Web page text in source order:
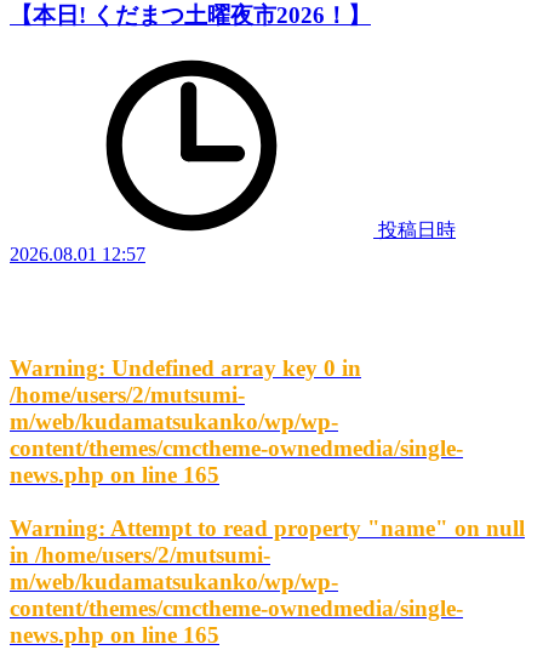
【本日! くだまつ土曜夜市2026！】
投稿日時
2026.08.01 12:57
Warning: Undefined array key 0 in
/home/users/2/mutsumi-
m/web/kudamatsukanko/wp/wp-
content/themes/cmctheme-ownedmedia/single-
news.php on line 165
Warning: Attempt to read property "name" on null
in /home/users/2/mutsumi-
m/web/kudamatsukanko/wp/wp-
content/themes/cmctheme-ownedmedia/single-
news.php on line 165